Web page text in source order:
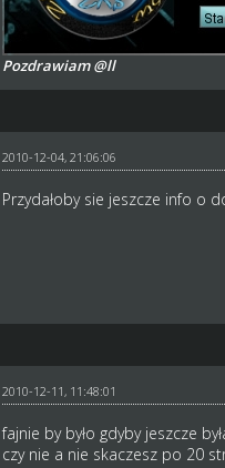
Pozdrawiam @ll
2010-12-04, 21:06:06
Przydałoby sie jeszcze info o
2010-12-11, 11:48:01
fajnie by było gdyby jeszcze
czy nie a nie skaczesz po 20